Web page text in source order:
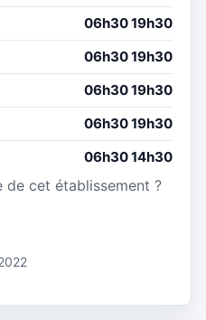
06h30 19h30
06h30 19h30
06h30 19h30
06h30 19h30
06h30 14h30
de cet établissement ?